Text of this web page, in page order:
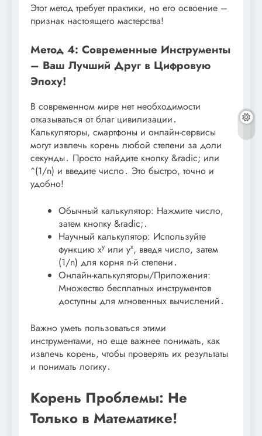
Этот метод требует практики, но его освоение –
признак настоящего мастерства!
Метод 4: Современные Инструменты
– Ваш Лучший Друг в Цифровую
Эпоху!
В современном мире нет необходимости
отказываться от благ цивилизации․
Калькуляторы, смартфоны и онлайн-сервисы
могут извлечь корень любой степени за доли
секунды․ Просто найдите кнопку &radic; или
^(1/n) и введите число․ Это быстро, точно и
удобно!
Обычный калькулятор: Нажмите число,
затем кнопку &radic;․
Научный калькулятор: Используйте
функцию xy или yx, введя число, затем
(1/n) для корня n-й степени․
Онлайн-калькуляторы/Приложения:
Множество бесплатных инструментов
доступны для мгновенных вычислений․
Важно уметь пользоваться этими
инструментами, но еще важнее понимать, как
извлечь корень, чтобы проверять их результаты
и понимать логику․
Корень Проблемы: Не
Только в Математике!